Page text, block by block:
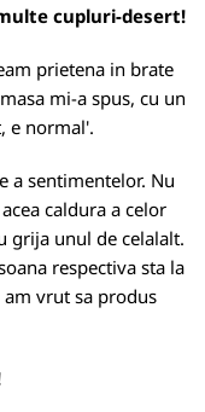
cupluri-desert!
prietena in brate
mi-a spus, cu un
e normal'.
a sentimentelor. Nu
caldura a celor
grija unul de celalalt.
respectiva sta la
vrut sa produs